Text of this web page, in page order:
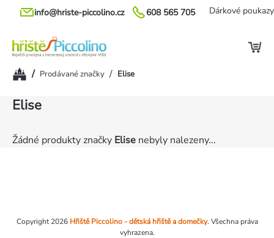
Přejít
608 565 705
info@hriste-piccolino.cz Dárkové poukazy
Domů/ Prodávané značky / Elise
Elise
Žádné produkty značky Elise nebyly nalezeny...
Copyright 2026 Hřiště Piccolino - dětská hřiště a domečky. Všechna práva
vyhrazena.